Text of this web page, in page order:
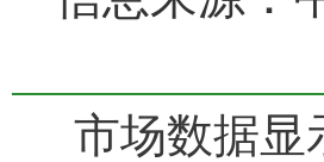
市场数据显